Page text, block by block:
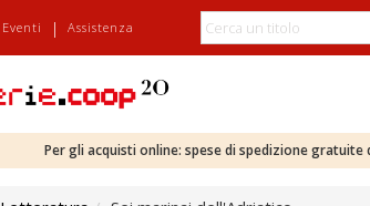
Eventi | Assistenza
Per gli acquisti online: spese di spedizione